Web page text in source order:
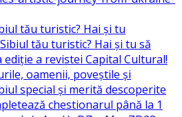
tău turistic? Hai și tu